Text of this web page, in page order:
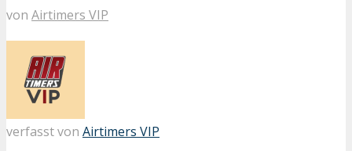
von Airtimers VIP
verfasst von Airtimers VIP